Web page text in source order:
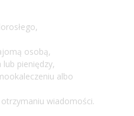
osobą,
pieniędzy,
albo
wiadomości.